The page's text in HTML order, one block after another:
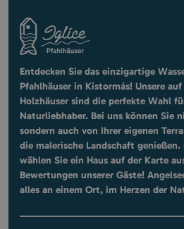
Entdecken Sie das einzigartige
Pfahlhäuser in Kistormás! Unsere
Holzhäuser sind die perfekte Wahl
Naturliebhaber. Bei uns können Sie
sondern auch von Ihrer eigenen
die malerische Landschaft
wählen Sie ein Haus auf der Karte
Bewertungen unserer Gäste!
alles an einem Ort, im Herzen der